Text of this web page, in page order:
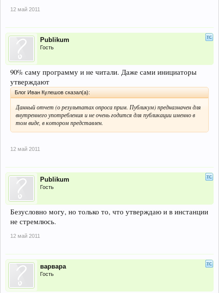
12 май 2011
Publikum
Гость
90% саму программу и не читали. Даже сами инициаторы
утверждают
Блог Иван Кулешов сказал(а):
Данный отчет (о результатах опроса прим. Публикум) предназначен для
внутреннего употребления и не очень годится для публикации именно в
том виде, в котором представлен.
12 май 2011
Publikum
Гость
Безусловно могу, но только то, что утверждаю и в инстанции
не стремлюсь.
12 май 2011
варвара
Гость